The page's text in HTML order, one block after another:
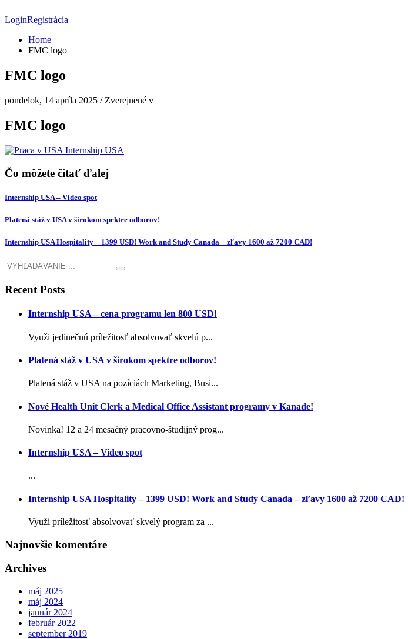
LoginRegistrácia
Home
FMC logo
FMC logo
pondelok, 14 apríla 2025 / Zverejnené v
FMC logo
Čo môžete čítať ďalej
Internship USA – Video spot
Platená stáž v USA v širokom spektre odborov!
Internship USA Hospitality – 1399 USD! Work and Study Canada – zľavy 1600 až 7200 CAD!
Recent Posts
Internship USA – cena programu len 800 USD!
Využi jedinečnú príležitosť absolvovať skvelú p...
Platená stáž v USA v širokom spektre odborov!
Platená stáž v USA na pozíciách Marketing, Busi...
Nové Health Unit Clerk a Medical Office Assistant programy v Kanade!
Novinka! 12 a 24 mesačný pracovno-študijný prog...
Internship USA – Video spot
...
Internship USA Hospitality – 1399 USD! Work and Study Canada – zľavy 1600 až 7200 CAD!
Využi príležitosť absolvovať skvelý program za ...
Najnovšie komentáre
Archives
máj 2025
máj 2024
január 2024
február 2022
september 2019